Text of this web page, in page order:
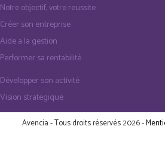
Notre objectif, votre reussite
Créer son entreprise
Aide a la gestion
Performer sa rentabilité
Développer son activité
Vision strategique
Avencia - Tous droits réservés 2026 -